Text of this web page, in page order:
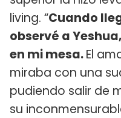
living. “Cuando
observé a
en mi mesa.El
miraba con una
pudiendo salir de
su